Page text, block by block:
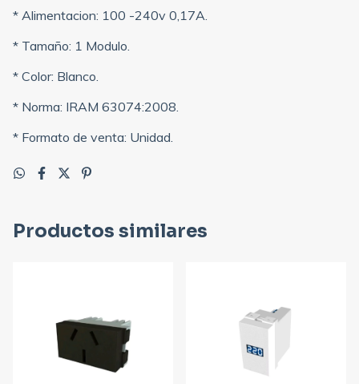
* Alimentacion: 100 -240v 0,17A.
* Tamaño: 1 Modulo.
* Color: Blanco.
* Norma: IRAM 63074:2008.
* Formato de venta: Unidad.
Productos similares